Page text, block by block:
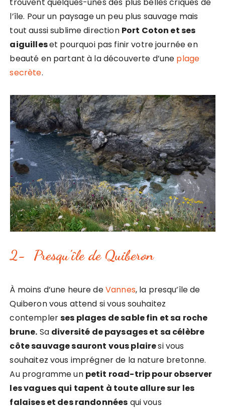
l’île. Pour un paysage un peu plus sauvage mais
tout aussi sublime direction Port Coton et ses
aiguilleset pourquoi pas finir votre journée en
beauté en partant à la découverte d’une plage
secrète.
2- Presqu’île de Quiberon
À moins d’une heure deVannes, la presqu’île de
Quiberon vous attend si vous souhaitez
contemplerses plages de sable fin et sa roche
brune. Sa diversité de paysages et sa célèbre
côte sauvage sauront vous plairesi vous
souhaitez vous imprégner de la nature bretonne.
Au programme un petit road-trip pour observer
les vagues qui tapent à toute allure sur les
falaises et des randonnées qui vous